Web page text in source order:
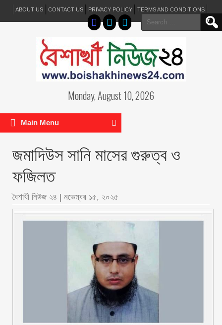
ABOUT US CONTACT US PRIVACY POLICY TERMS AND CONDITIONS
Search
for:
Monday, August 10, 2026
Main Menu
জমাদিউস সানি মাসের গুরুত্ব ও
ফজিলত
বৈশাখী নিউজ ২৪ | নভেম্বর ১৫, ২০২৫